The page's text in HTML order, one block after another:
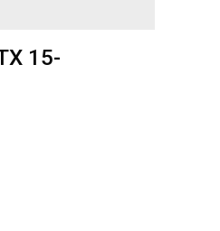
15-